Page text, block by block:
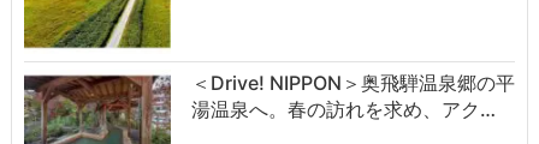
＜Drive! NIPPON＞奥飛騨温泉郷の平
湯温泉へ。春の訪れを求め、アク…